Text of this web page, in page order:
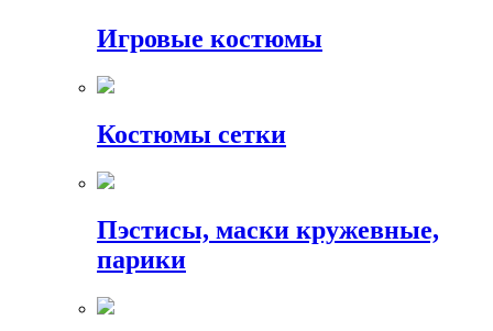
Игровые костюмы
Костюмы сетки
Пэстисы, маски кружевные,
парики